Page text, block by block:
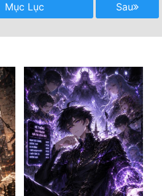
Mục Lục Sau